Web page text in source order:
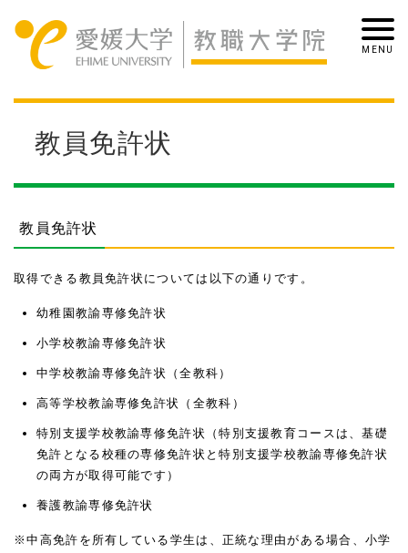
教員免許状
教員免許状
取得できる教員免許状については以下の通りです。
幼稚園教諭専修免許状
小学校教諭専修免許状
中学校教諭専修免許状（全教科）
高等学校教諭専修免許状（全教科）
特別支援学校教諭専修免許状（特別支援教育コースは、基礎
免許となる校種の専修免許状と特別支援学校教諭専修免許状
の両方が取得可能です）
養護教諭専修免許状
※中高免許を所有している学生は、正統な理由がある場合、小学